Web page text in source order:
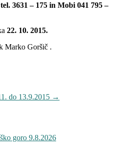
3631 – 175 in Mobi 041 795 –
22. 10. 2015.
Marko Goršič .
do 13.9.2015 →